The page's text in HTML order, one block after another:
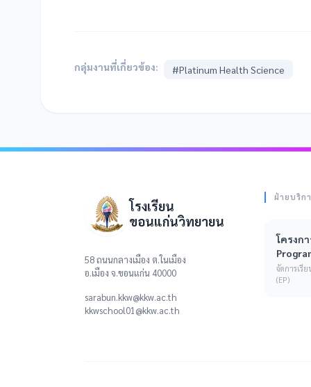
กลุ่มงานที่เกี่ยวข้อง: #Platinum Health Science
โรงเรียน
ขอนแก่นวิทยายน
58 ถนนกลางเมือง ต.ในเมือง
อ.เมือง จ.ขอนแก่น 40000
sarabun.kkw@kkw.ac.th
kkwschool01@kkw.ac.th
ฝ่ายบริก
โครงก
จัดการเรี
(EP)